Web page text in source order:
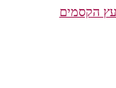
הקסמים